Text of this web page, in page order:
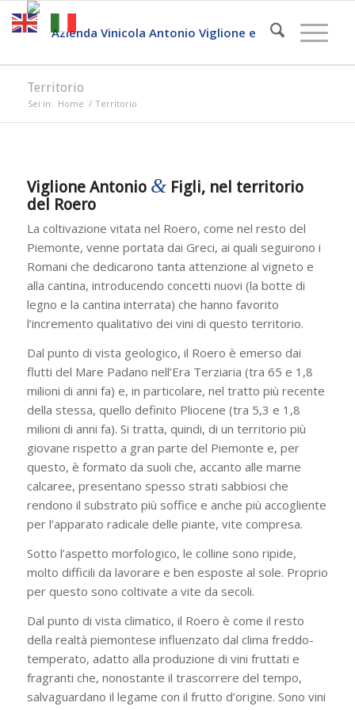
Territorio
Sei in: Home / Territorio
Viglione Antonio &Figli, nel territorio
del Roero
La coltivazione vitata nel Roero, come nel resto del
Piemonte, venne portata dai Greci, ai quali seguirono i
Romani che dedicarono tanta attenzione al vigneto e
alla cantina, introducendo concetti nuovi (la botte di
legno e la cantina interrata) che hanno favorito
l’incremento qualitativo dei vini di questo territorio.
Dal punto di vista geologico, il Roero è emerso dai
flutti del Mare Padano nell’Era Terziaria (tra 65 e 1,8
milioni di anni fa) e, in particolare, nel tratto più recente
della stessa, quello definito Pliocene (tra 5,3 e 1,8
milioni di anni fa). Si tratta, quindi, di un territorio più
giovane rispetto a gran parte del Piemonte e, per
questo, è formato da suoli che, accanto alle marne
calcaree, presentano spesso strati sabbiosi che
rendono il substrato più soffice e anche più accogliente
per l’apparato radicale delle piante, vite compresa.
Sotto l’aspetto morfologico, le colline sono ripide,
molto difficili da lavorare e ben esposte al sole. Proprio
per questo sono coltivate a vite da secoli.
Dal punto di vista climatico, il Roero è come il resto
della realtà piemontese influenzato dal clima freddo-
temperato, adatto alla produzione di vini fruttati e
fragranti che, nonostante il trascorrere del tempo,
salvaguardano il legame con il frutto d’origine. Sono vini